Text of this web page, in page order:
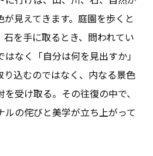
見えてきます。庭園を歩くと
を手に取るとき、問われてい
なく「自分は何を見出すか」
り込むのではなく、内なる景色
受け取る。その往復の中で、
の侘びと美学が立ち上がって